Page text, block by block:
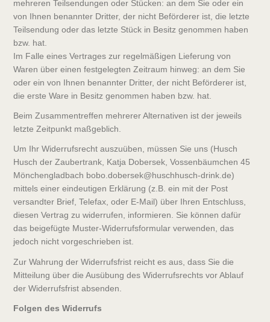
mehreren Teilsendungen oder Stücken: an dem Sie oder ein
von Ihnen benannter Dritter, der nicht Beförderer ist, die letzte
Teilsendung oder das letzte Stück in Besitz genommen haben
bzw. hat.
Im Falle eines Vertrages zur regelmäßigen Lieferung von
Waren über einen festgelegten Zeitraum hinweg: an dem Sie
oder ein von Ihnen benannter Dritter, der nicht Beförderer ist,
die erste Ware in Besitz genommen haben bzw. hat.
Beim Zusammentreffen mehrerer Alternativen ist der jeweils
letzte Zeitpunkt maßgeblich.
Um Ihr Widerrufsrecht auszuüben, müssen Sie uns (Husch
Husch der Zaubertrank, Katja Dobersek, Vossenbäumchen 45
Mönchengladbach bobo.dobersek@huschhusch-drink.de)
mittels einer eindeutigen Erklärung (z.B. ein mit der Post
versandter Brief, Telefax, oder E-Mail) über Ihren Entschluss,
diesen Vertrag zu widerrufen, informieren. Sie können dafür
das beigefügte Muster-Widerrufsformular verwenden, das
jedoch nicht vorgeschrieben ist.
Zur Wahrung der Widerrufsfrist reicht es aus, dass Sie die
Mitteilung über die Ausübung des Widerrufsrechts vor Ablauf
der Widerrufsfrist absenden.
Folgen des Widerrufs